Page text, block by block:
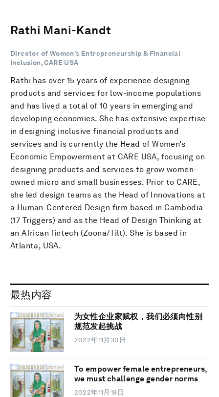
Rathi Mani-Kandt
Director of Women’s Entrepreneurship & Financial
Inclusion, CARE USA
Rathi has over 15 years of experience designing
products and services for low-income populations
and has lived a total of 10 years in emerging and
developing economies. She has extensive expertise
in designing inclusive financial products and
services and is currently the Head of Women’s
Economic Empowerment at CARE USA, focusing on
designing products and services to grow women-
owned micro and small businesses. Prior to CARE,
she led design teams as the Head of Innovations at
a Human-Centered Design firm based in Cambodia
(17 Triggers) and as the Head of Design Thinking at
an African fintech (Zoona/Tilt). She is based in
Atlanta, USA.
最热内容
为女性企业家赋权，我们必须向性别
规范发起挑战
2022年11月30日
To empower female entrepreneurs,
we must challenge gender norms
2022年11月18日